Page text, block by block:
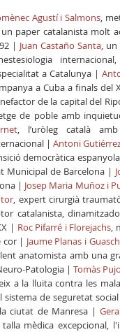
Agustí i Salmons,
paper catalanista molt
| Juan Castaño Santa,
a Catalunya |
a Cuba a finals del
de la capital del
de poble amb
, l’uròleg català
|Antoni
democràtica
Municipal de Barcelona |
| Josep Maria Muñoz i
, expert cirurgià
catalanista,
| Roc Pifarré i Florejachs,
cor | Jaume Planas i Guasch
anatomista amb una
Patologia | Tomàs
a la lluita contra les
de seguretat
ciutat de Manresa |
mèdica excepcional,